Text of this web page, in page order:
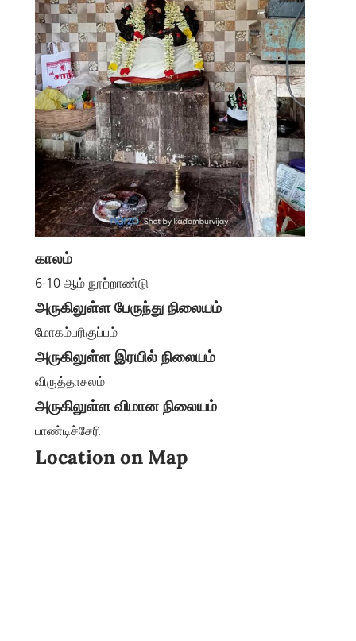
காலம்
6-10 ஆம் நூற்றாண்டு
அருகிலுள்ள பேருந்து நிலையம்
மோகம்பரிகுப்பம்
அருகிலுள்ள இரயில் நிலையம்
விருத்தாசலம்
அருகிலுள்ள விமான நிலையம்
பாண்டிச்சேரி
Location on Map